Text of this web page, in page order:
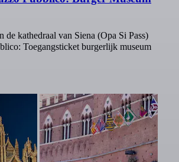
de kathedraal van Siena (Opa Si Pass)
Toegangsticket burgerlijk museum